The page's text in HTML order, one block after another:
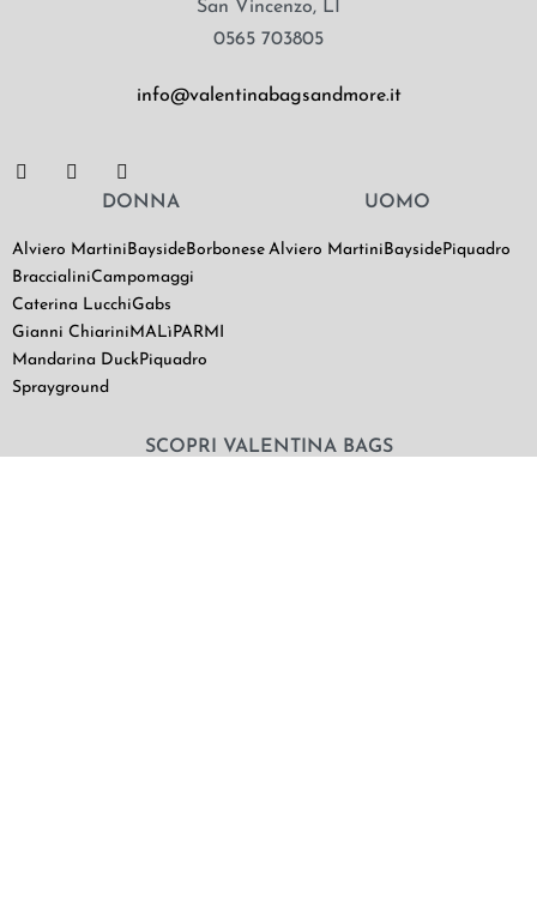
San Vincenzo, LI
0565 703805
info@valentinabagsandmore.it
DONNA
Alviero Martini BaysideBorbonese
BraccialiniCampomaggi
Caterina LucchiGabs
Gianni Chiarini MALìPARMI
Mandarina DuckPiquadro
Sprayground
UOMO
Alviero Martini BaysidePiquadro
SCOPRI VALENTINA BAGS